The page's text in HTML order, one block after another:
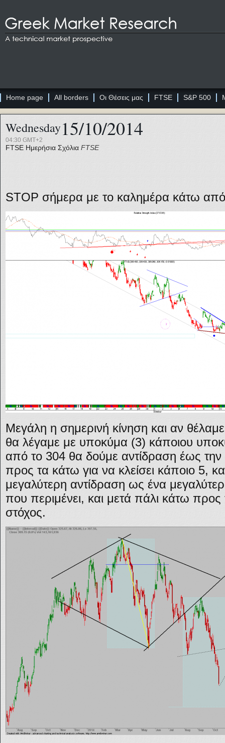
Home page All borders Οι Θέσεις μας FTSE S&P 500
Wednesday15/10/2014
04:30 GMT+2
FTSE Ημερήσια Σχόλια FTSE
STOP σήμερα με το καλημέρα κάτω
Μεγάλη η σημερινή κίνηση και αν
θα λέγαμε με υποκύμα (3) κάποιου
από το 304 θα δούμε αντίδραση έως την
προς τα κάτω για να κλείσει κάποιο 5,
μεγαλύτερη αντίδραση ως ένα
που περιμένει, και μετά πάλι κάτω προς
στόχος.